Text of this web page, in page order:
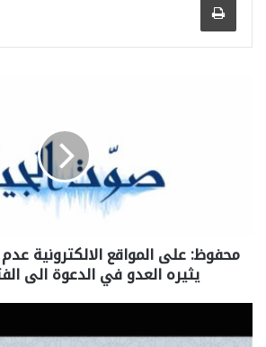
محفوظ: على المواقع الالكترونية
يثيره العدو في الدعوة الى